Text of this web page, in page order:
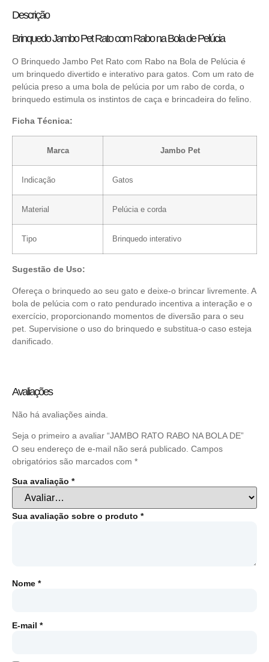
Descrição
Brinquedo Jambo Pet Rato com Rabo na Bola de Pelúcia
O Brinquedo Jambo Pet Rato com Rabo na Bola de Pelúcia é
um brinquedo divertido e interativo para gatos. Com um rato de
pelúcia preso a uma bola de pelúcia por um rabo de corda, o
brinquedo estimula os instintos de caça e brincadeira do felino.
Ficha Técnica:
Marca Jambo Pet
Indicação Gatos
Material Pelúcia e corda
Tipo Brinquedo interativo
Sugestão de Uso:
Ofereça o brinquedo ao seu gato e deixe-o brincar livremente. A
bola de pelúcia com o rato pendurado incentiva a interação e o
exercício, proporcionando momentos de diversão para o seu
pet. Supervisione o uso do brinquedo e substitua-o caso esteja
danificado.
Avaliações
Não há avaliações ainda.
Seja o primeiro a avaliar “JAMBO RATO RABO NA BOLA DE”
O seu endereço de e-mail não será publicado. Campos
obrigatórios são marcados com *
Sua avaliação *
Sua avaliação sobre o produto *
Nome *
E-mail *